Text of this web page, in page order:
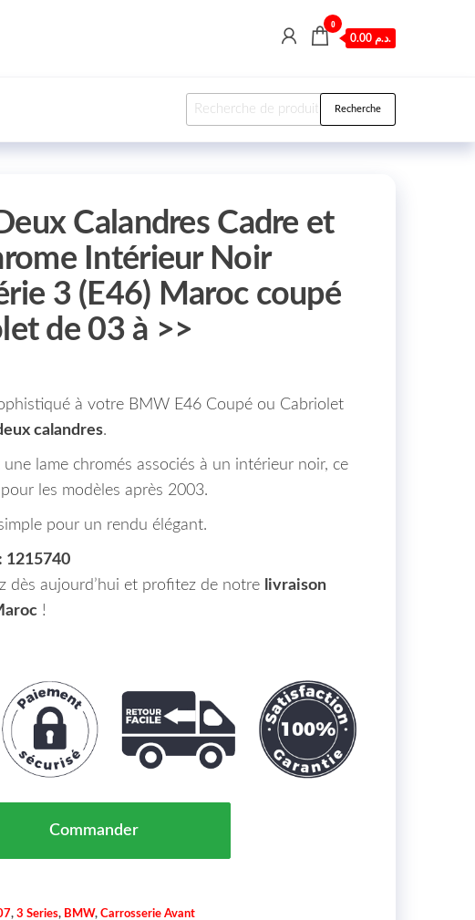
0
0.00 د.م.
Recherche pour : Recherche
Calandres Cadre et
Intérieur Noir
3 (E46) Maroc coupé
de 03 à >>
à votre BMW E46 Coupé ou Cabriolet
calandres.
lame chromés associés à un intérieur noir, ce
les modèles après 2003.
pour un rendu élégant.
1215740
dès aujourd’hui et profitez de notre livraison
!
Commander
, 3 Series, BMW, Carrosserie Avant